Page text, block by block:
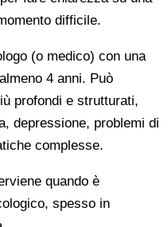
difficile.
(o medico) con una
4 anni. Può
profondi e strutturati,
depressione, problemi di
complesse.
quando è
spesso in